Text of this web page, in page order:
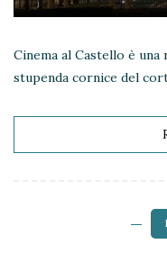
Cinema al Castello è
stupenda cornice del